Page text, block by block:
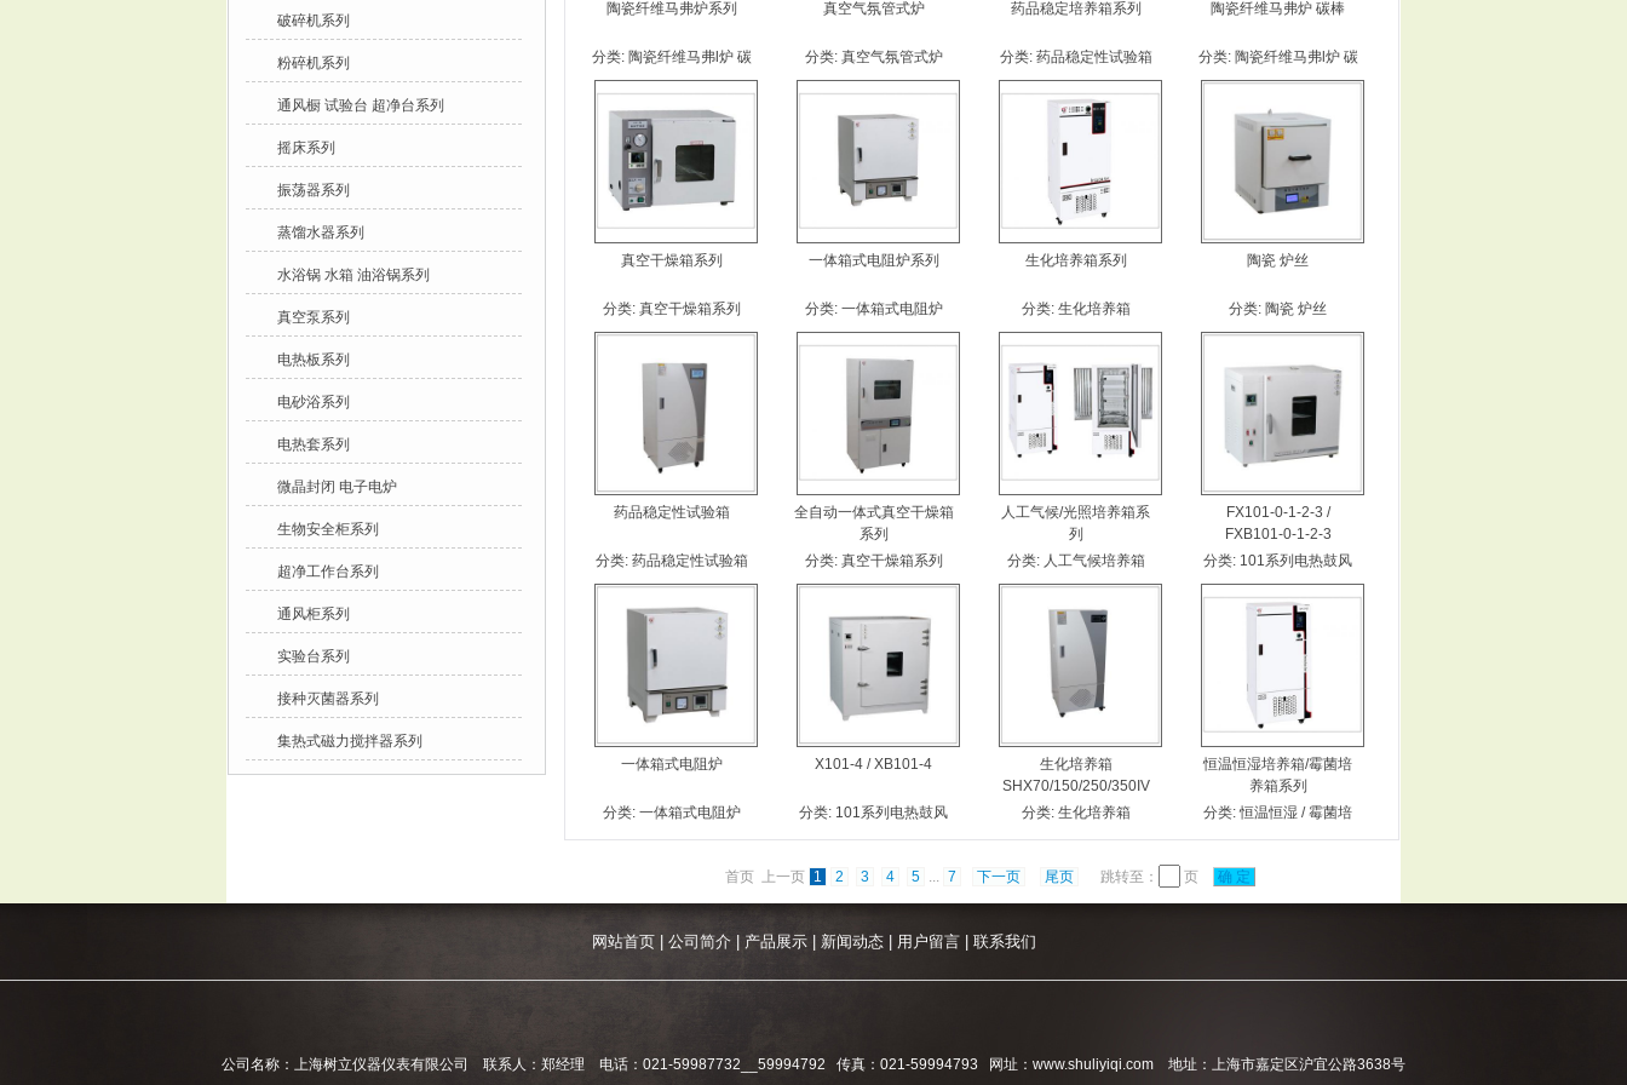
陶瓷纤维马弗炉系列
分类: 陶瓷纤维马弗l炉 碳
棒
真空气氛管式炉
分类: 真空气氛管式炉
药品稳定培养箱系列
分类: 药品稳定性试验箱
陶瓷纤维马弗炉 碳棒
分类: 陶瓷纤维马弗l炉 碳
棒
真空干燥箱系列
分类: 真空干燥箱系列
一体箱式电阻炉系列
分类: 一体箱式电阻炉
生化培养箱系列
分类: 生化培养箱
陶瓷 炉丝
分类: 陶瓷 炉丝
药品稳定性试验箱
分类: 药品稳定性试验箱
全自动一体式真空干燥箱
系列
分类: 真空干燥箱系列
人工气候/光照培养箱系
列
分类: 人工气候培养箱
FX101-0-1-2-3 /
FXB101-0-1-2-3
分类: 101系列电热鼓风
干燥箱
一体箱式电阻炉
分类: 一体箱式电阻炉
X101-4 / XB101-4
分类: 101系列电热鼓风
生化培养箱
SHX70/150/250/350IV
分类: 生化培养箱
恒温恒湿培养箱/霉菌培
养箱系列
分类:恒温恒湿 / 霉菌培
首页 上一页 1 2 3 4 5 ... 7 下一页 尾页 跳转至： 页 确 定
破碎机系列
粉碎机系列
通风橱 试验台 超净台系列
摇床系列
振荡器系列
蒸馏水器系列
水浴锅 水箱 油浴锅系列
真空泵系列
电热板系列
电砂浴系列
电热套系列
微晶封闭 电子电炉
生物安全柜系列
超净工作台系列
通风柜系列
实验台系列
接种灭菌器系列
集热式磁力搅拌器系列
网站首页| 公司简介| 产品展示| 新闻动态| 用户留言| 联系我们
公司名称：上海树立仪器仪表有限公司 联系人：郑经理 电话：021-59987732__59994792 传真：021-59994793 网址：www.shuliyiqi.com 地址：上海市嘉定区沪宜公路3638号